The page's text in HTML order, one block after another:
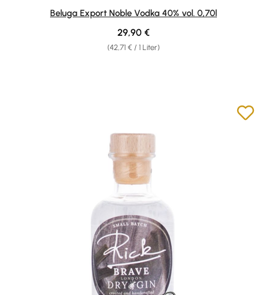
Durchschnittliche Bewertung von 4.92 von 5 Sternen
Beluga Export Noble Vodka 40% vol. 0,70l
(42,71 € / 1 Liter)
Regulärer Preis:
29,90 €